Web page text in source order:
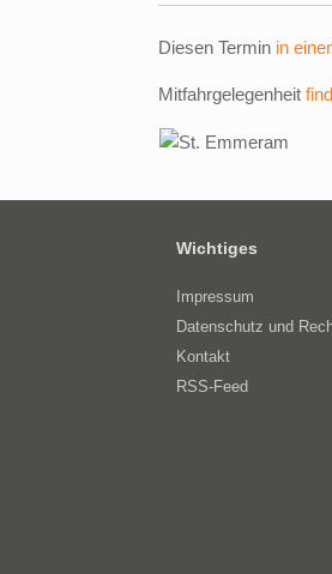
Diesen Termin in
Mitfahrgelegenheit
Wichtiges
Impressum
Datenschutz und
Kontakt
RSS-Feed